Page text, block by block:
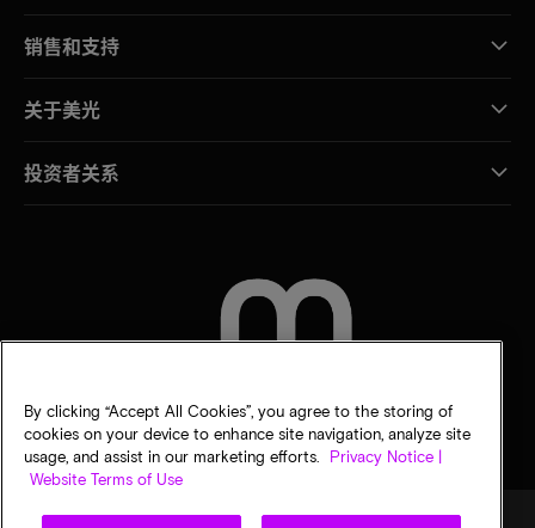
销售和支持
关于美光
投资者关系
By clicking “Accept All Cookies”, you agree to the storing of
cookies on your device to enhance site navigation, analyze site
usage, and assist in our marketing efforts.
Privacy Notice |
Website Terms of Use